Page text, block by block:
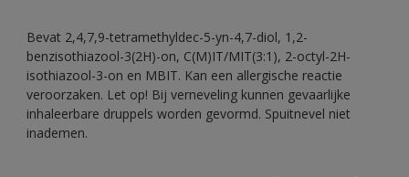
Bevat 2,4,7,9-tetramethyldec-5-yn-4,7-diol, 1,2-
benzisothiazool-3(2H)-on, C(M)IT/MIT(3:1), 2-octyl-2H-
isothiazool-3-on en MBIT. Kan een allergische reactie
veroorzaken. Let op! Bij verneveling kunnen gevaarlijke
inhaleerbare druppels worden gevormd. Spuitnevel niet
inademen.